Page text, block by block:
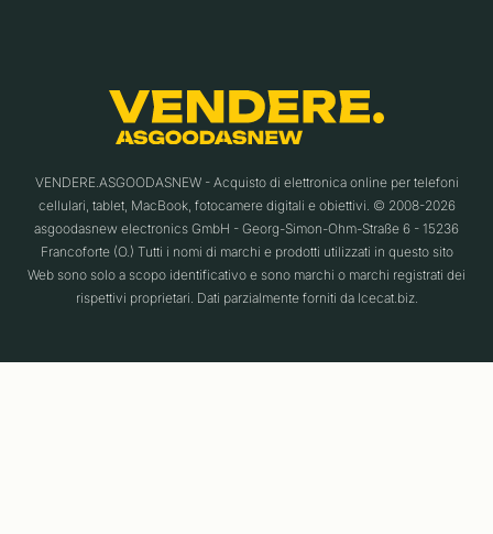
VENDERE.ASGOODASNEW - Acquisto di elettronica online per telefoni
cellulari, tablet, MacBook, fotocamere digitali e obiettivi. © 2008-2026
asgoodasnew electronics GmbH - Georg-Simon-Ohm-Straße 6 - 15236
Francoforte (O.) Tutti i nomi di marchi e prodotti utilizzati in questo sito
Web sono solo a scopo identificativo e sono marchi o marchi registrati dei
rispettivi proprietari. Dati parzialmente forniti da Icecat.biz.